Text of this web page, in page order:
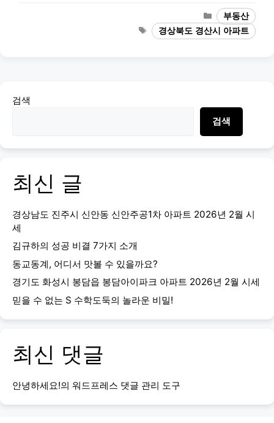
Categories
부동산
Tags경상북도 경산시 아파트
검색
검색
최신 글
경상남도 진주시 신안동 신안주공1차 아파트 2026년 2월 시
세
김규하의 성공 비결 7가지 소개
동교동계, 어디서 맛볼 수 있을까요?
경기도 화성시 봉담읍 봉담아이파크 아파트 2026년 2월 시세
믿을 수 없는 S 수학도둑의 놀라운 비밀!
최신 댓글
안녕하세요!의 워드프레스 댓글 관리 도구